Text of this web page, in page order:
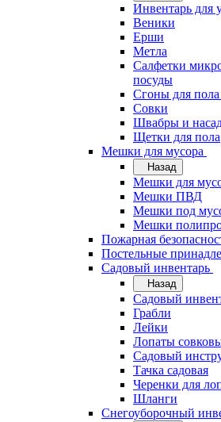
Инвентарь для
Веники
Ерши
Метла
Салфетки
посуды
Сгоны для пола
Совки
Швабры и
Щетки для пола
Мешки для мусора
Назад
Мешки для
Мешки ПВД
Мешки под
Мешки
Пожарная
Постельные
Садовый инвентарь
Назад
Садовый
Грабли
Лейки
Лопаты
Садовый
Тачка садовая
Черенки для
Шланги
Снегоуборочный